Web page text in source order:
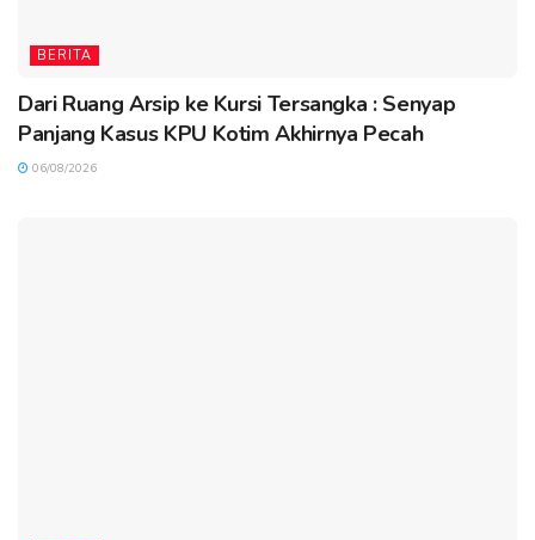
BERITA
Dari Ruang Arsip ke Kursi Tersangka : Senyap
Panjang Kasus KPU Kotim Akhirnya Pecah
06/08/2026